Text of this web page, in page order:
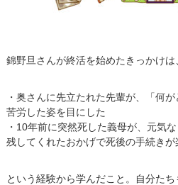
錦野旦さんが終活を始めたきっかけは
・奥さんに先立たれた先輩が、「何
苦労した姿を目にした
・10年前に突然死した義母が、元気
残してくれたおかげで死後の手続きが
という経験から学んだこと。自分た